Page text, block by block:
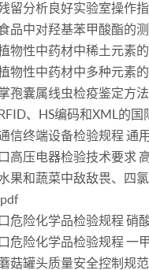
留分析良好实验室操作
品中对羟基苯甲酸酯的
物性中药材中稀土元素
物性中药材中多种元素
孢囊属线虫检疫鉴定方
、HS编码和XML的
信终端设备检验规程 通
高压电器检验技术要求
果和蔬菜中敌敌畏、四
危险化学品检验规程 硝
危险化学品检验规程 一
菇罐头质量安全控制规